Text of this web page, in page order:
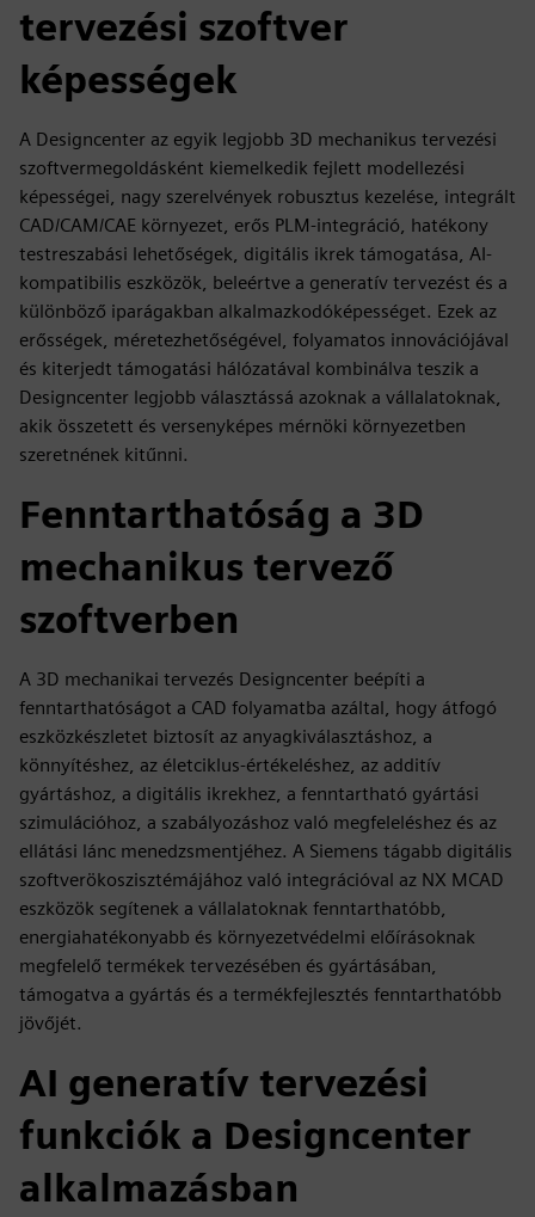
tervezési szoftver
képességek
A Designcenter az egyik legjobb 3D mechanikus tervezési
szoftvermegoldásként kiemelkedik fejlett modellezési
képességei, nagy szerelvények robusztus kezelése, integrált
CAD/CAM/CAE környezet, erős PLM-integráció, hatékony
testreszabási lehetőségek, digitális ikrek támogatása, AI-
kompatibilis eszközök, beleértve a generatív tervezést és a
különböző iparágakban alkalmazkodóképességet. Ezek az
erősségek, méretezhetőségével, folyamatos innovációjával
és kiterjedt támogatási hálózatával kombinálva teszik a
Designcenter legjobb választássá azoknak a vállalatoknak,
akik összetett és versenyképes mérnöki környezetben
szeretnének kitűnni.
Fenntarthatóság a 3D
mechanikus tervező
szoftverben
A 3D mechanikai tervezés Designcenter beépíti a
fenntarthatóságot a CAD folyamatba azáltal, hogy átfogó
eszközkészletet biztosít az anyagkiválasztáshoz, a
könnyítéshez, az életciklus-értékeléshez, az additív
gyártáshoz, a digitális ikrekhez, a fenntartható gyártási
szimulációhoz, a szabályozáshoz való megfeleléshez és az
ellátási lánc menedzsmentjéhez. A Siemens tágabb digitális
szoftverökoszisztémájához való integrációval az NX MCAD
eszközök segítenek a vállalatoknak fenntarthatóbb,
energiahatékonyabb és környezetvédelmi előírásoknak
megfelelő termékek tervezésében és gyártásában,
támogatva a gyártás és a termékfejlesztés fenntarthatóbb
jövőjét.
AI generatív tervezési
funkciók a Designcenter
alkalmazásban